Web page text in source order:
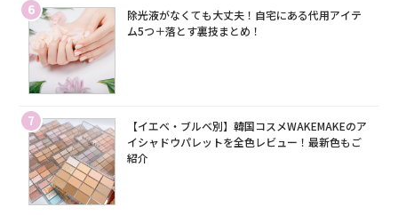
6
除光液がなくても大丈夫！自宅にある代用アイテ
ム5つ＋落とす裏技まとめ！
7
【イエベ・ブルベ別】韓国コスメWAKEMAKEのア
イシャドウパレットを全色レビュー！最新色もご
紹介